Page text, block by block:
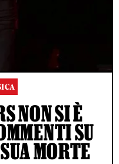
NON SI È
SU
MORTE